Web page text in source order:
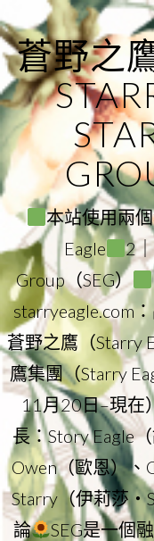
to
content
蒼野之
本站使用兩
Eagle
2
Group（SEG）
starryeagle.com
蒼野之鷹（Starry
鷹集團（Starry
11月20日–現在
長：Story Eagle
Owen（歐恩）、
Starry（伊莉莎・
論
SEG是一個